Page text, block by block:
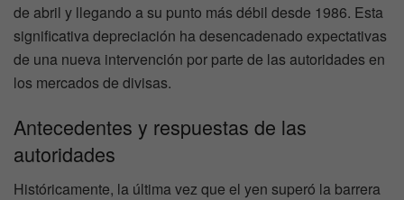
de abril y llegando a su punto más débil desde 1986. Esta
significativa depreciación ha desencadenado expectativas
de una nueva intervención por parte de las autoridades en
los mercados de divisas.
Antecedentes y respuestas de las
autoridades
Históricamente, la última vez que el yen superó la barrera